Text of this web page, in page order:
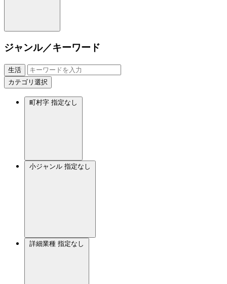
ジャンル／キーワード
生活
カテゴリ選択
町村字 指定なし
小ジャンル 指定なし
詳細業種 指定なし